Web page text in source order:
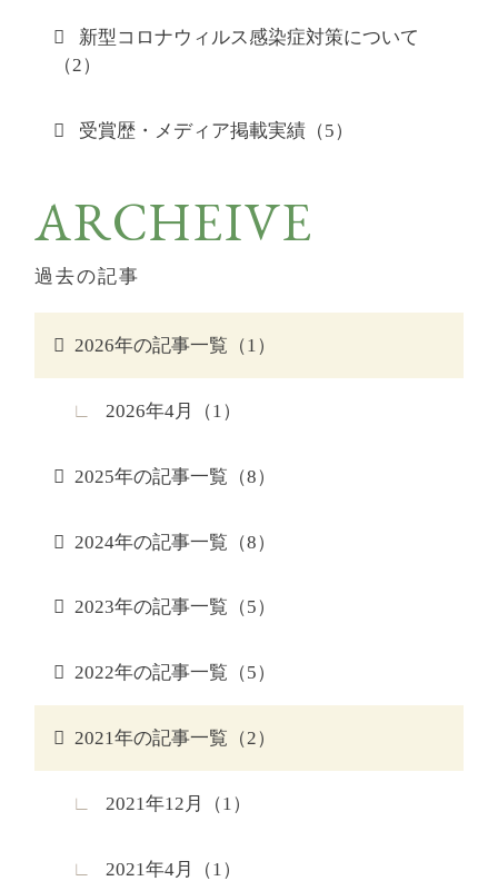
新型コロナウィルス感染症対策について
（2）
受賞歴・メディア掲載実績（5）
ARCHEIVE
過去の記事
2026年の記事一覧（1）
2026年4月（1）
2025年の記事一覧（8）
2024年の記事一覧（8）
2023年の記事一覧（5）
2022年の記事一覧（5）
2021年の記事一覧（2）
2021年12月（1）
2021年4月（1）
「AUBEGIO霧島観光ホテル」の離れとしてオー
プンした愛犬と一緒に泊まれる全4室の源泉かけ
当サイトをネットにてご予約される方に
きなものを1つお選びいただけます。
ープ様でご予約された場合でも、1つです)
※2食付プランのみ お選び頂けます。
2匹目無料